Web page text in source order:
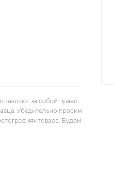
за собой право
Убедительно просим
товара. Будем